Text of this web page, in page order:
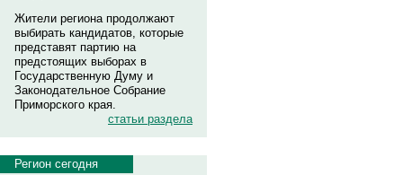
Жители региона продолжают
выбирать кандидатов, которые
представят партию на
предстоящих выборах в
Государственную Думу и
Законодательное Собрание
Приморского края.
статьи раздела
Регион сегодня